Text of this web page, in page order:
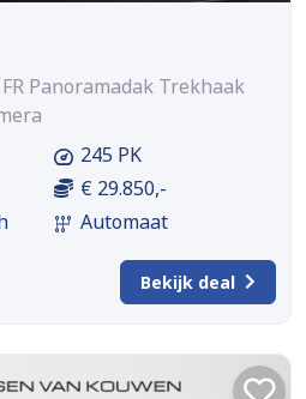
Panoramadak Trekhaak
245 PK
€ 29.850,-
Automaat
Bekijk deal